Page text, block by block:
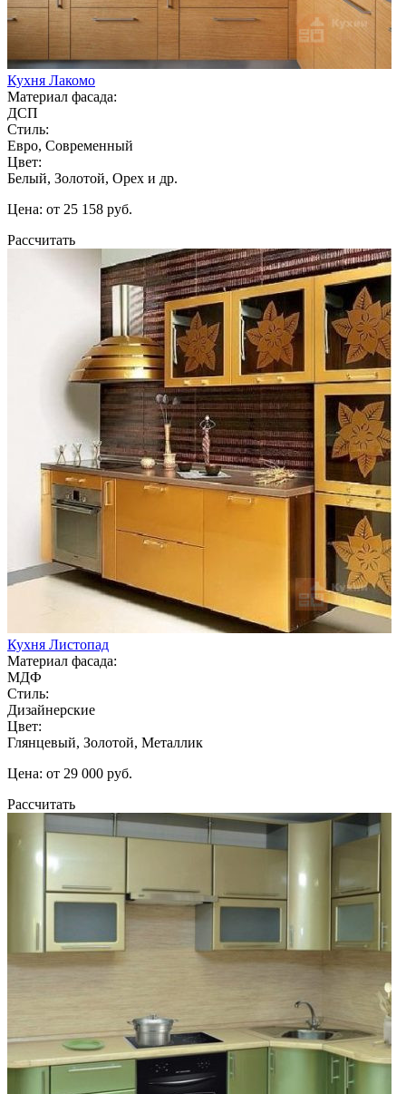
Кухня Лакомо
Материал фасада:
ДСП
Стиль:
Евро, Современный
Цвет:
Белый, Золотой, Орех и др.
Цена: от 25 158 руб.
Рассчитать
Кухня Листопад
Материал фасада:
МДФ
Стиль:
Дизайнерские
Цвет:
Глянцевый, Золотой, Металлик
Цена: от 29 000 руб.
Рассчитать